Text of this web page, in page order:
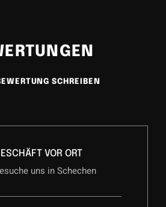
SCHREIBEN
VOR ORT
uns in Schechen